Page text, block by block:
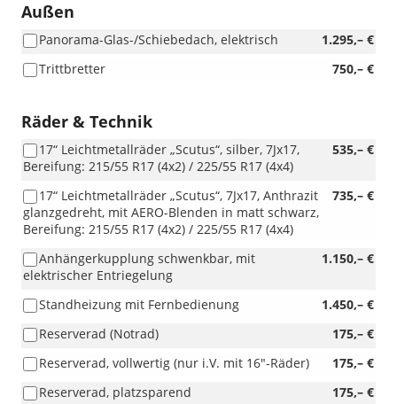
Außen
1.295,– €
Panorama-Glas-/Schiebedach, elektrisch
750,– €
Trittbretter
Räder & Technik
535,– €
17“ Leichtmetallräder „Scutus“, silber, 7Jx17,
Bereifung: 215/55 R17 (4x2) / 225/55 R17 (4x4)
735,– €
17“ Leichtmetallräder „Scutus“, 7Jx17, Anthrazit
glanzgedreht, mit AERO-Blenden in matt schwarz,
Bereifung: 215/55 R17 (4x2) / 225/55 R17 (4x4)
1.150,– €
Anhängerkupplung schwenkbar, mit
elektrischer Entriegelung
1.450,– €
Standheizung mit Fernbedienung
175,– €
Reserverad (Notrad)
175,– €
Reserverad, vollwertig (nur i.V. mit 16"-Räder)
175,– €
Reserverad, platzsparend